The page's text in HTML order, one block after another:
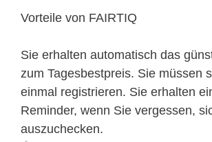
Vorteile von FAIRTIQ
Sie erhalten automatisch das
zum Tagesbestpreis. Sie müssen
einmal registrieren. Sie erhalten
Reminder, wenn Sie vergessen,
auszuchecken.